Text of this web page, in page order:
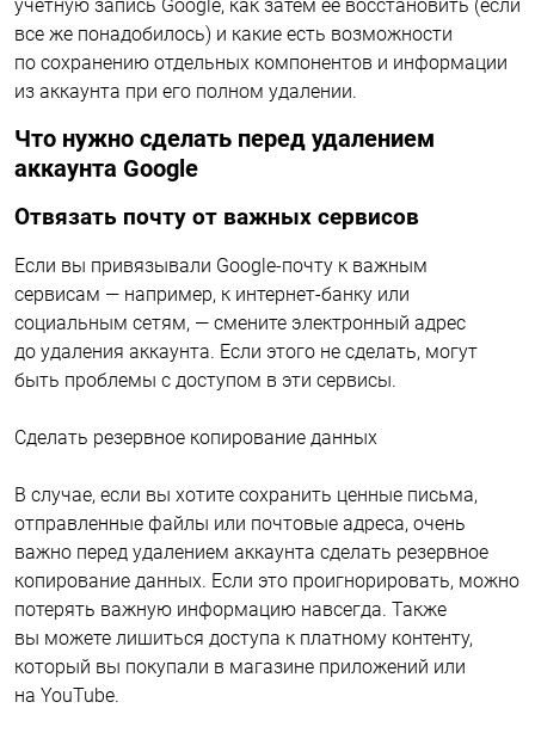
учетную запись Google, как затем ее восстановить (если
все же понадобилось) и какие есть возможности
по сохранению отдельных компонентов и информации
из аккаунта при его полном удалении.
Что нужно сделать перед удалением
аккаунта Google
Отвязать почту от важных сервисов
Если вы привязывали Google-почту к важным
сервисам — например, к интернет-банку или
социальным сетям, — смените электронный адрес
до удаления аккаунта. Если этого не сделать, могут
быть проблемы с доступом в эти сервисы.
Сделать резервное копирование данных
В случае, если вы хотите сохранить ценные письма,
отправленные файлы или почтовые адреса, очень
важно перед удалением аккаунта сделать резервное
копирование данных. Если это проигнорировать, можно
потерять важную информацию навсегда. Также
вы можете лишиться доступа к платному контенту,
который вы покупали в магазине приложений или
на YouTube.